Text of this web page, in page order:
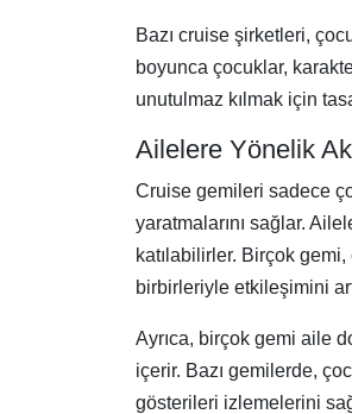
Bazı cruise şirketleri,
boyunca çocuklar,
unutulmaz kılmak için
Ailelere Yönelik
Cruise gemileri sadece
yaratmalarını sağlar.
katılabilirler. Birçok
birbirleriyle etkileşimini
Ayrıca, birçok gemi aile
içerir. Bazı gemilerde,
gösterileri izlemelerini